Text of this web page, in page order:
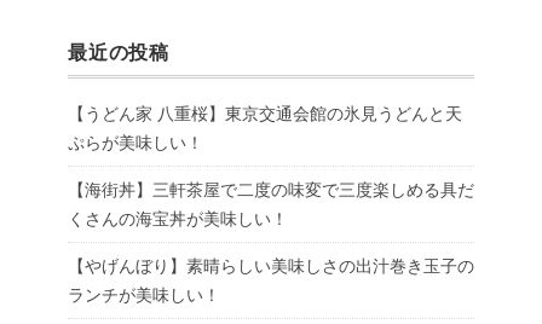
最近の投稿
【うどん家 八重桜】東京交通会館の氷見うどんと天
ぷらが美味しい！
【海街丼】三軒茶屋で二度の味変で三度楽しめる具だ
くさんの海宝丼が美味しい！
【やげんぼり】素晴らしい美味しさの出汁巻き玉子の
ランチが美味しい！